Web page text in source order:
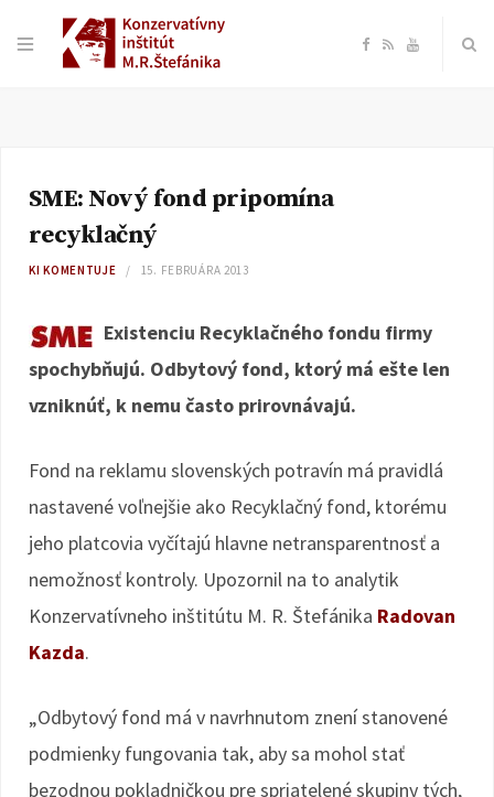
F
o
R Y
e
SME: Nový fond pripomína
recyklačný
KI KOMENTUJE 15. FEBRUÁRA 2013
Existenciu Recyklačného fondu firmy
spochybňujú. Odbytový fond, ktorý má ešte len
vzniknúť, k nemu často prirovnávajú.
Fond na reklamu slovenských potravín má pravidlá
nastavené voľnejšie ako Recyklačný fond, ktorému
jeho platcovia vyčítajú hlavne netransparentnosť a
nemožnosť kontroly. Upozornil na to analytik
Konzervatívneho inštitútu M. R. Štefánika Radovan
Kazda.
„Odbytový fond má v navrhnutom znení stanovené
podmienky fungovania tak, aby sa mohol stať
bezodnou pokladničkou pre spriatelené skupiny tých,